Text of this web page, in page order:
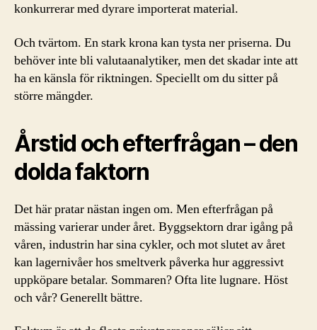
konkurrerar med dyrare importerat material.
Och tvärtom. En stark krona kan tysta ner priserna. Du
behöver inte bli valutaanalytiker, men det skadar inte att
ha en känsla för riktningen. Speciellt om du sitter på
större mängder.
Årstid och efterfrågan – den
dolda faktorn
Det här pratar nästan ingen om. Men efterfrågan på
mässing varierar under året. Byggsektorn drar igång på
våren, industrin har sina cykler, och mot slutet av året
kan lagernivåer hos smeltverk påverka hur aggressivt
uppköpare betalar. Sommaren? Ofta lite lugnare. Höst
och vår? Generellt bättre.